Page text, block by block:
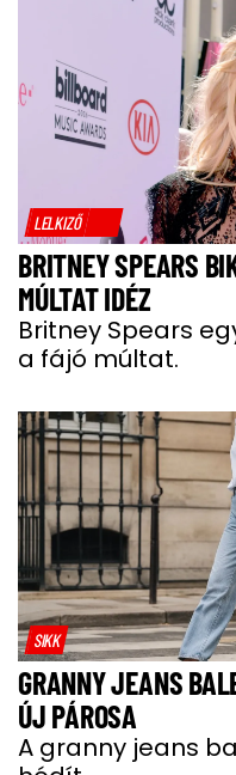
LELKIZŐ
BRITNEY SPEARS
MÚLTAT IDÉZ
Britney Spears
a fájó múltat.
SIKK
GRANNY JEANS
ÚJ PÁROSA
A granny jeans